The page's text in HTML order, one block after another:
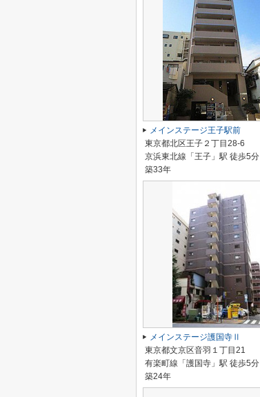
メインステージ王子駅前
東京都北区王子２丁目28-6
京浜東北線「王子」駅 徒歩5分
築33年
メインステージ護国寺Ⅱ
東京都文京区音羽１丁目21
有楽町線「護国寺」駅 徒歩5分
築24年